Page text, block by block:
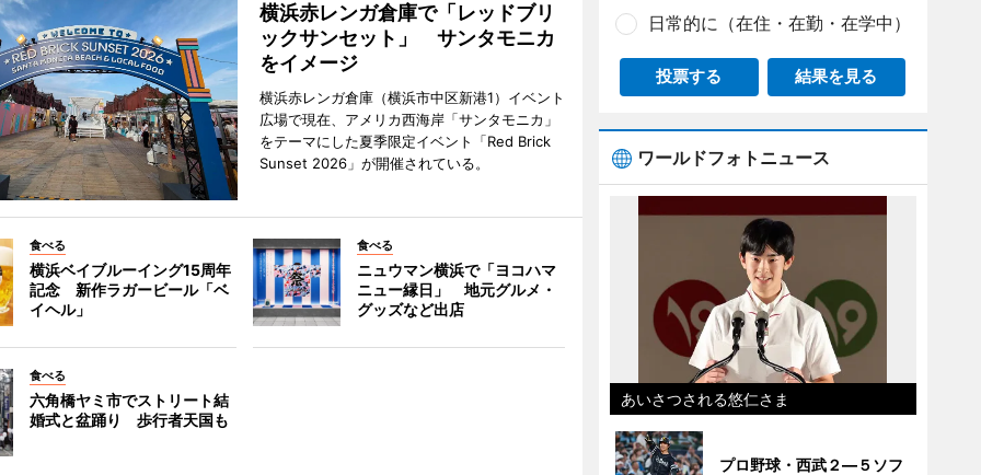
横浜赤レンガ倉庫で「レッドブリ
ックサンセット」 サンタモニカ
をイメージ
横浜赤レンガ倉庫（横浜市中区新港1）イベント
広場で現在、アメリカ西海岸「サンタモニカ」
をテーマにした夏季限定イベント「Red Brick
Sunset 2026」が開催されている。
食べる
横浜ベイブルーイング15周年
記念 新作ラガービール「ベ
イヘル」
食べる
ニュウマン横浜で「ヨコハマ
ニュー縁日」 地元グルメ・
グッズなど出店
食べる
六角橋ヤミ市でストリート結
婚式と盆踊り 歩行者天国も
日常的に（在住・在勤・在学中）
投票する 結果を見る
ワールドフォトニュース
あいさつされる悠仁さま
プロ野球・西武２―５ソフ